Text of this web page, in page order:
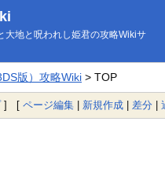
大地と呪われし姫君の攻略Wikiサ
版）攻略Wiki> TOP
] [ ページ編集 | 新規作成 | 差分 |